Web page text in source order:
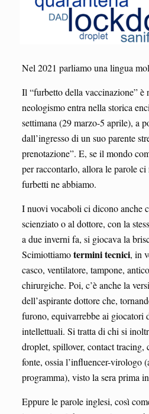
Nel 2021 parliamo una lingua
Il “furbetto della vaccinazione” è
neologismo entra nella storica
settimana (29 marzo-5 aprile), a
dall’ingresso di un suo parente
prenotazione”. E, se il mondo
per raccontarlo, allora le parole ci
furbetti ne abbiamo.
I nuovi vocaboli ci dicono anche
scienziato o al dottore, con la
a due inverni fa, si giocava la
Scimiottiamotermini tecnici, in
casco, ventilatore, tampone,
chirurgiche. Poi, c’è anche la
dell’aspirante dottore che,
furono, equivarrebbe ai giocatori
intellettuali. Si tratta di chi si
droplet, spillover, contact tracing,
fonte, ossia l’influencer-virologo
programma), visto la sera prima
Eppure le parole inglesi, così